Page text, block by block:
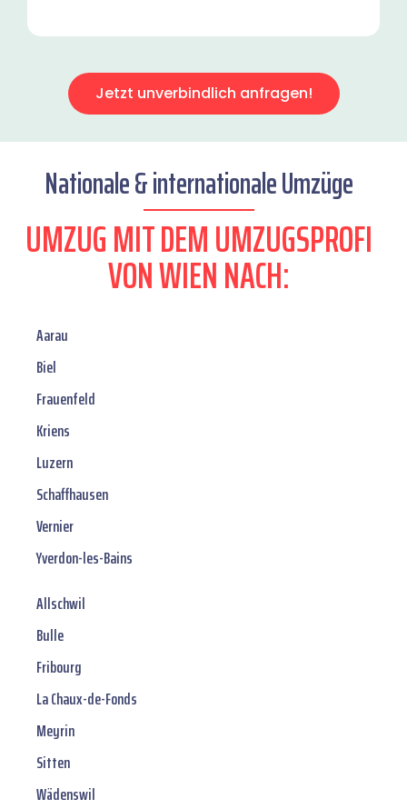
Jetzt unverbindlich anfragen!
Nationale & internationale Umzüge
UMZUG MIT DEM UMZUGSPROFI
VON WIEN NACH:
Aarau
Biel
Frauenfeld
Kriens
Luzern
Schaffhausen
Vernier
Yverdon-les-Bains
Allschwil
Bulle
Fribourg
La Chaux-de-Fonds
Meyrin
Sitten
Wädenswil